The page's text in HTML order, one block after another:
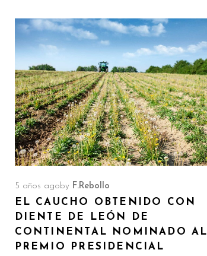
5 años ago by F.Rebollo
EL CAUCHO OBTENIDO CON
DIENTE DE LEÓN DE
CONTINENTAL NOMINADO AL
PREMIO PRESIDENCIAL